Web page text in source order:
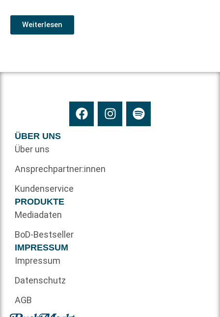
Weiterlesen
ÜBER UNS
Über uns
Ansprechpartner:innen
Kundenservice
PRODUKTE
Mediadaten
BoD-Bestseller
IMPRESSUM
Impressum
Datenschutz
AGB